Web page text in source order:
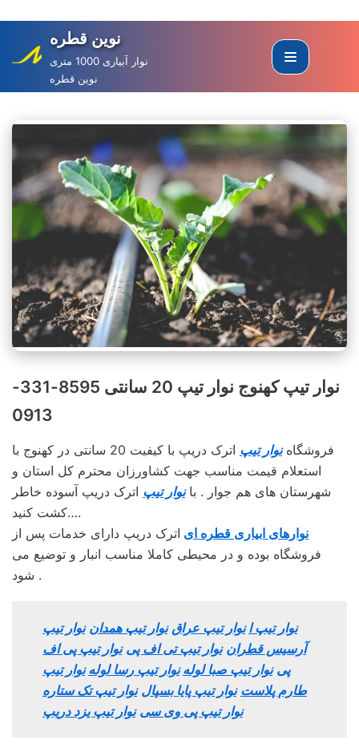
to
content
نوین قطره
نوار آبیاری 1000 متری
نوین قطره
نوار تیپ کهنوج نوار تیپ 20 سانتی 8595-331-
0913
فروشگاهنوار تیپ
اترک دریپ با کیفیت 20 سانتی در کهنوج با
استعلام قیمت مناسب جهت کشاورزان محترم کل استان و
شهرستان های هم جوار . بانوار تیپ اترک دریپ آسوده خاطر
کشت کنید….
نوارهای ابیاری قطره ای اترک دریپ دارای خدمات پس از
فروشگاه بوده و در محیطی کاملا مناسب انبار و توضیع می
شود .
نوار تیپ ا نوار تیپ عراق نوار تیپ همدان نوار تیپ
آرسیس قطران نوار تیپ تی اف پی نوار تیپ پی اف
پی نوار تیپ صبا لوله نوار تیپ رسا لوله نوار تیپ
طارم پلاست نوار تیپ پایا بسپال نوار تیپ تک ستاره
نوار تیپ پی وی سی نوار تیپ یزد دریپ